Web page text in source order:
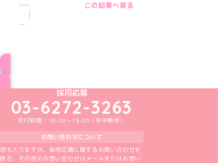
この記事へ戻る
めいどりーみんTikTok公式アカウント
めいどりーみんX公式アカウント
めいどりーみんInstagram公式アカウント
めいどりーみんFacebook公式アカウン
めいどりーみんYouTube公式アカ
採用応募
03-6272-3263
受付時間：10:00～19:00（年中無休）
お問い合わせについて
恐れ入りますが、採用応募に関するお問い合わせを
除き、その他のお問い合わせはメールまたはお問い